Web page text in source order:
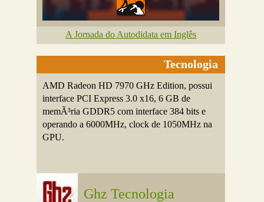
A Jornada do Autodidata em Inglês
Tecnologia
AMD Radeon HD 7970 GHz Edition, possui
interface PCI Express 3.0 x16, 6 GB de
memÃ³ria GDDR5 com interface 384 bits e
operando a 6000MHz, clock de 1050MHz na
GPU.
Ghz Tecnologia